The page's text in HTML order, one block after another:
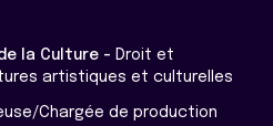
la Culture - Droit et
artistiques et culturelles
Chargée de production